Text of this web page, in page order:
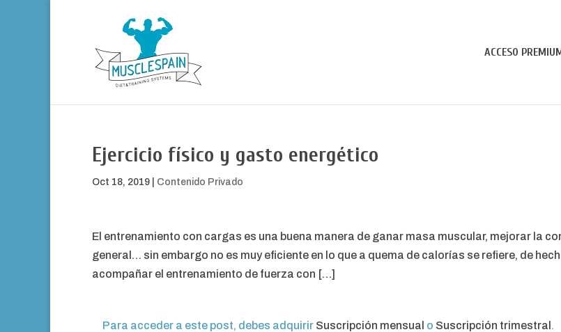
ACCESO
Ejercicio físico y gasto energético
Oct 18, 2019 Contenido Privado
El entrenamiento con cargas es una buena manera de ganar masa muscular, mejorar la
general… sin embargo no es muy eficiente en lo que a quema de calorías se refiere, de
acompañar el entrenamiento de fuerza con […]
Para acceder a este post, debes adquirir Suscripción mensual o Suscripción trimestral .